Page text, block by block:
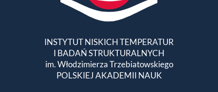
INSTYTUT NISKICH TEMPERATUR
I BADAŃ STRUKTURALNYCH
im. Włodzimierza Trzebiatowskiego
POLSKIEJ AKADEMII NAUK